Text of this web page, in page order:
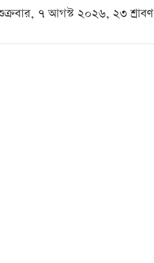
৭ আগস্ট ২০২৬, ২৩ শ্রাবণ